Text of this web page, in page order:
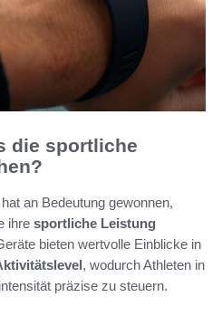
die sportliche
an Bedeutung gewonnen,
ihre sportliche Leistung
bieten wertvolle Einblicke in
, wodurch Athleten in
präzise zu steuern.